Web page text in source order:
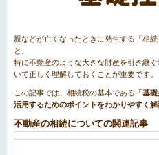
親などが亡くなったときに発生する「相
と。
特に不動産のような大きな財産を引き継
いて正しく理解しておくことが重要です。
この記事では、相続税の基本である 「基
活用するためのポイントをわかりやすく解
不動産の相続についての関連記事